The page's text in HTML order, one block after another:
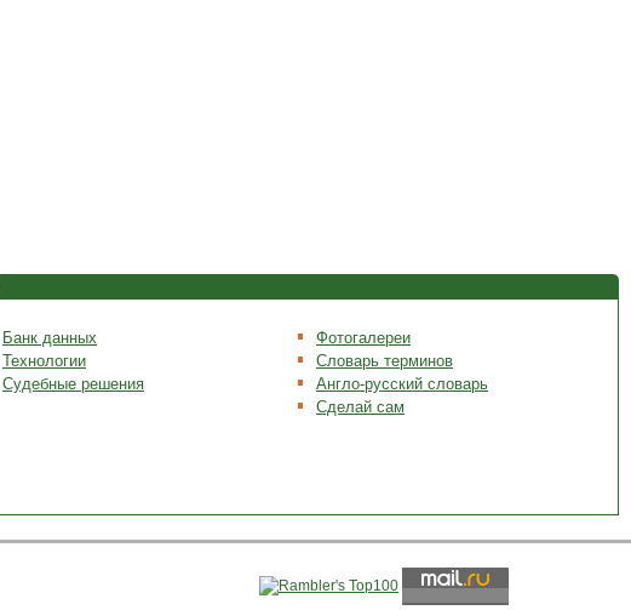
Банк данных
Технологии
Судебные решения
Фотогалереи
Словарь терминов
Англо-русский словарь
Сделай сам